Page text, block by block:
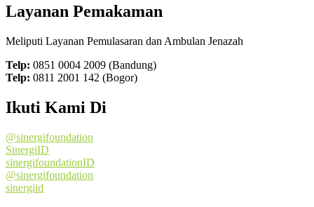
Layanan Pemakaman
Meliputi Layanan Pemulasaran dan Ambulan Jenazah
Telp: 0851 0004 2009 (Bandung)
Telp: 0811 2001 142 (Bogor)
Ikuti Kami Di
@sinergifoundation
SinergiID
sinergifoundationID
@sinergifoundation
sinergiid